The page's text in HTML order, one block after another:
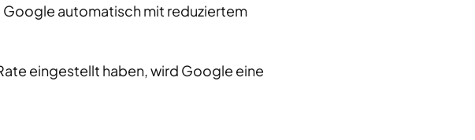
automatisch mit reduziertem
eingestellt haben, wird Google eine